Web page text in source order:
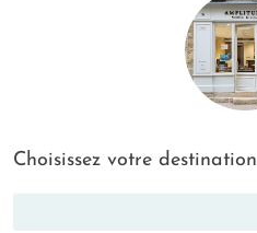
Choisissez votre destination